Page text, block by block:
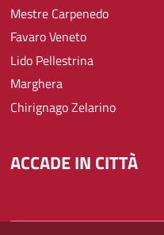
Mestre Carpenedo
Favaro Veneto
Lido Pellestrina
Marghera
Chirignago Zelarino
ACCADE IN CITTÀ